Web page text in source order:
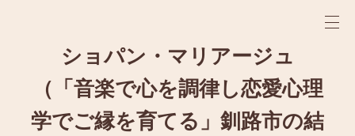
ショパン・マリアージュ
（「音楽で心を調律し恋愛心理
学でご縁を育てる」釧路市の結